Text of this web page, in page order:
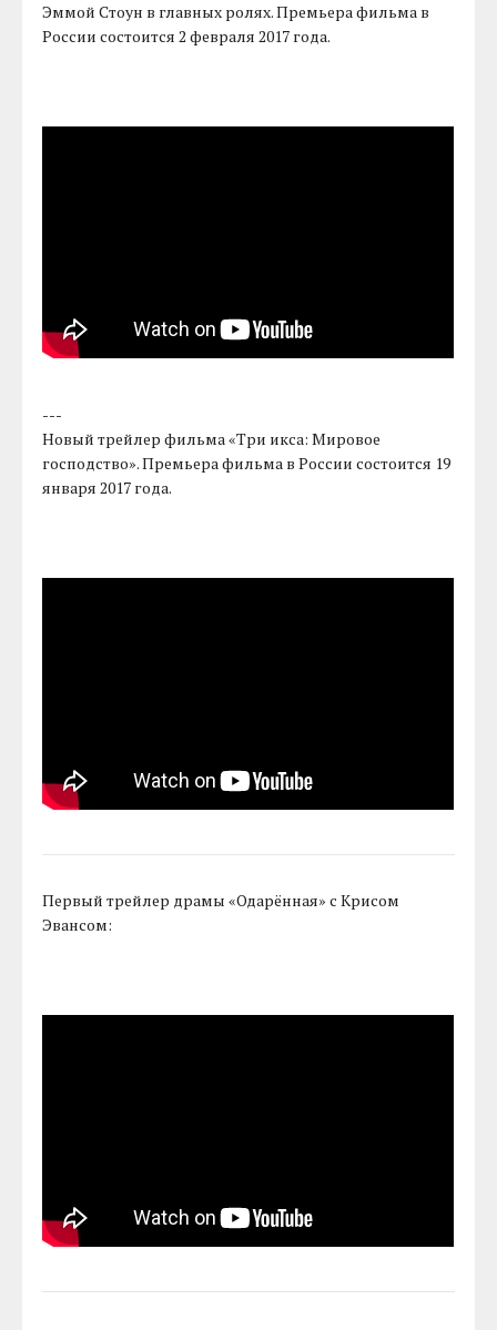
Эммой Стоун в главных ролях. Премьера фильма в
России состоится 2 февраля 2017 года.
---
Новый трейлер фильма «Три икса: Мировое
господство». Премьера фильма в России состоится 19
января 2017 года.
Первый трейлер драмы «Одарённая» с Крисом
Эвансом: